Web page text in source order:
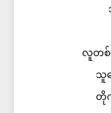
လူတစ်
သူဖ
တို